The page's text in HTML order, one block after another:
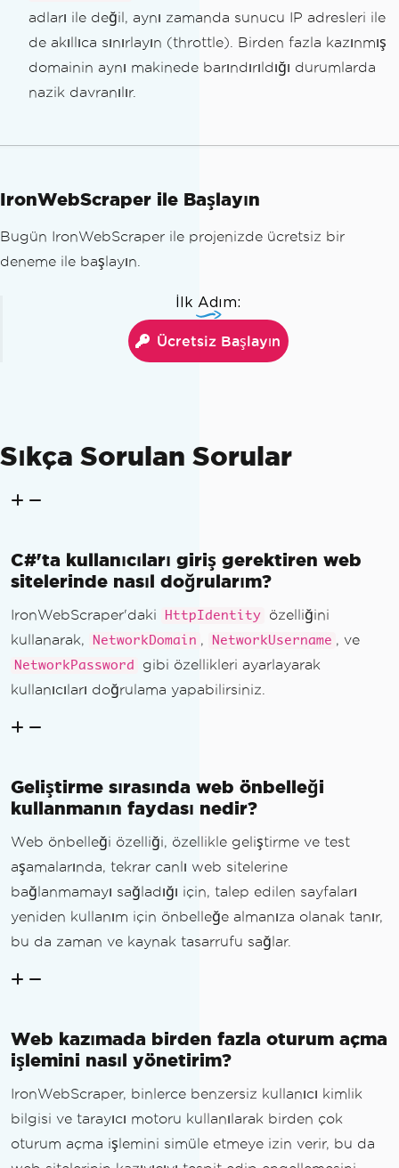
// Do not obey the robots.txt file
s
this.ObeyRobotsDotTxt
resses
ThrottleMode Throttle
ainHostName;
// Make an initial request to the
website with a parse method
"https://www.Website.
);
adları ile değil, aynı zamanda sunucu IP adresleri ile
de akıllıca sınırlayın (throttle). Birden fazla kazınmış
domainin aynı makinede barındırıldığı durumlarda
nazik davranılır.
IronWebScraper ile Başlayın
Bugün IronWebScraper ile projenizde ücretsiz bir
deneme ile başlayın.
İlk Adım:
Ücretsiz Başlayın
Sıkça Sorulan Sorular
C#'ta kullanıcıları giriş gerektiren web
sitelerinde nasıl doğrularım?
IronWebScraper'daki HttpIdentity
özelliğini
kullanarak,
NetworkDomain , NetworkUsername , ve
NetworkPassword
gibi özellikleri ayarlayarak
kullanıcıları doğrulama yapabilirsiniz.
Geliştirme sırasında web önbelleği
kullanmanın faydası nedir?
Web önbelleği özelliği, özellikle geliştirme ve test
aşamalarında, tekrar canlı web sitelerine
bağlanmamayı sağladığı için, talep edilen sayfaları
yeniden kullanım için önbelleğe almanıza olanak tanır,
bu da zaman ve kaynak tasarrufu sağlar.
Web kazımada birden fazla oturum açma
işlemini nasıl yönetirim?
IronWebScraper, binlerce benzersiz kullanıcı kimlik
bilgisi ve tarayıcı motoru kullanılarak birden çok
oturum açma işlemini simüle etmeye izin verir, bu da